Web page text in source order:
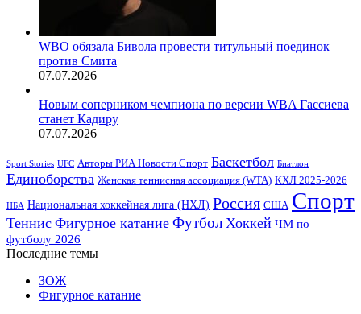
WBO обязала Бивола провести титульный поединок
против Смита
07.07.2026
Новым соперником чемпиона по версии WBA Гассиева
станет Кадиру
07.07.2026
Sport Stories UFC Авторы РИА Новости Спорт Баскетбол Биатлон
Единоборства Женская теннисная ассоциация (WTA) КХЛ 2025-2026
НБА Национальная хоккейная лига (НХЛ) Россия США Спорт
Теннис Фигурное катание Футбол Хоккей ЧМ по
футболу 2026
Последние темы
ЗОЖ
Фигурное катание